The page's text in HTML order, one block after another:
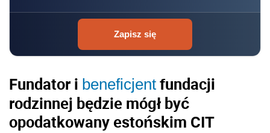
Zapisz się
Fundator i beneficjent fundacji
rodzinnej będzie mógł być
opodatkowany estońskim CIT